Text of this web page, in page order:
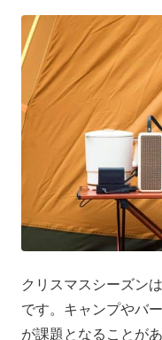
クリスマスシーズン
です。キャンプやバ
が課題となることが